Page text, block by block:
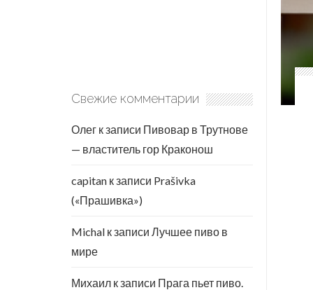
Свежие комментарии
Олег к записи Пивовар в Трутнове
— властитель гор Краконош
capitan к записи Prašivka
(«Прашивка»)
Michal к записи Лучшее пиво в
мире
Михаил к записи Прага пьет пиво.